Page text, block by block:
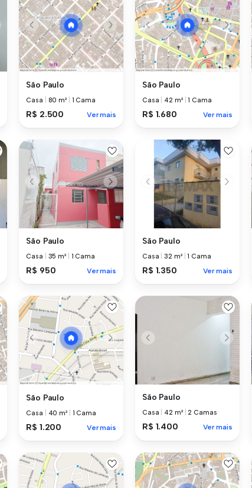
São Paulo
Casa 80 m² 1 Cama
R$ 2.500 Ver mais
São Paulo
Casa 42 m² |1 Cama
R$ 1.680 Ver mais
São Paulo
Casa 35 m² 1 Cama
R$ 950 Ver mais
São Paulo
Casa |32 m² |1 Cama
R$ 1.350 Ver mais
São Paulo
Casa 40 m² 1 Cama
R$ 1.200 Ver mais
São Paulo
Casa 42 m² |2 Camas
R$ 1.400 Ver mais